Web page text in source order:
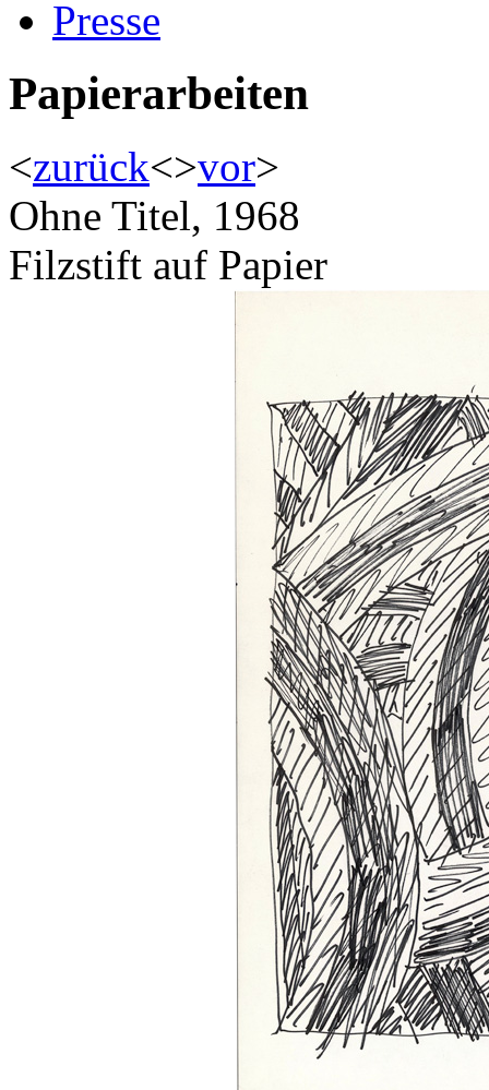
Presse
Papierarbeiten
<zurück<>vor>
Ohne Titel, 1968
Filzstift auf Papier